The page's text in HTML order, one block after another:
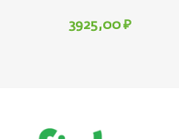
3925,00 ₽